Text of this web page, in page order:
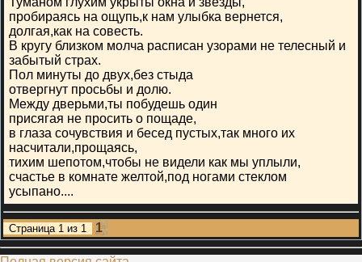
пробираясь на ощупь,к нам улыбка вернется,
долгая,как на совесть.
В кругу близком молча расписан узорами не телесный и
забытый страх.
Пол минуты до двух,без стыда
отвергнут просьбы и долю.
Между дверьми,ты побудешь один
присягая не просить о пощаде,
в глаза сочувствия и бесед пустых,так много их
насчитали,прощаясь,
тихим шепотом,чтобы не видели как мы уплыли,
счастье в комнате желтой,под ногами стеклом
усыпано....
Страница 1 из 1 1